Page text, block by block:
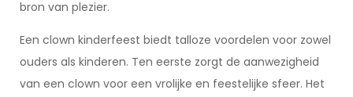
bron van plezier.
Een clown kinderfeest biedt talloze voordelen voor zowel
ouders als kinderen. Ten eerste zorgt de aanwezigheid
van een clown voor een vrolijke en feestelijke sfeer. Het